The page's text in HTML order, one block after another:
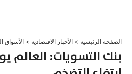
الصفحة الرئيسية > الأخبار الاقتصادية > الأسواق
بنك التسويات: العالم